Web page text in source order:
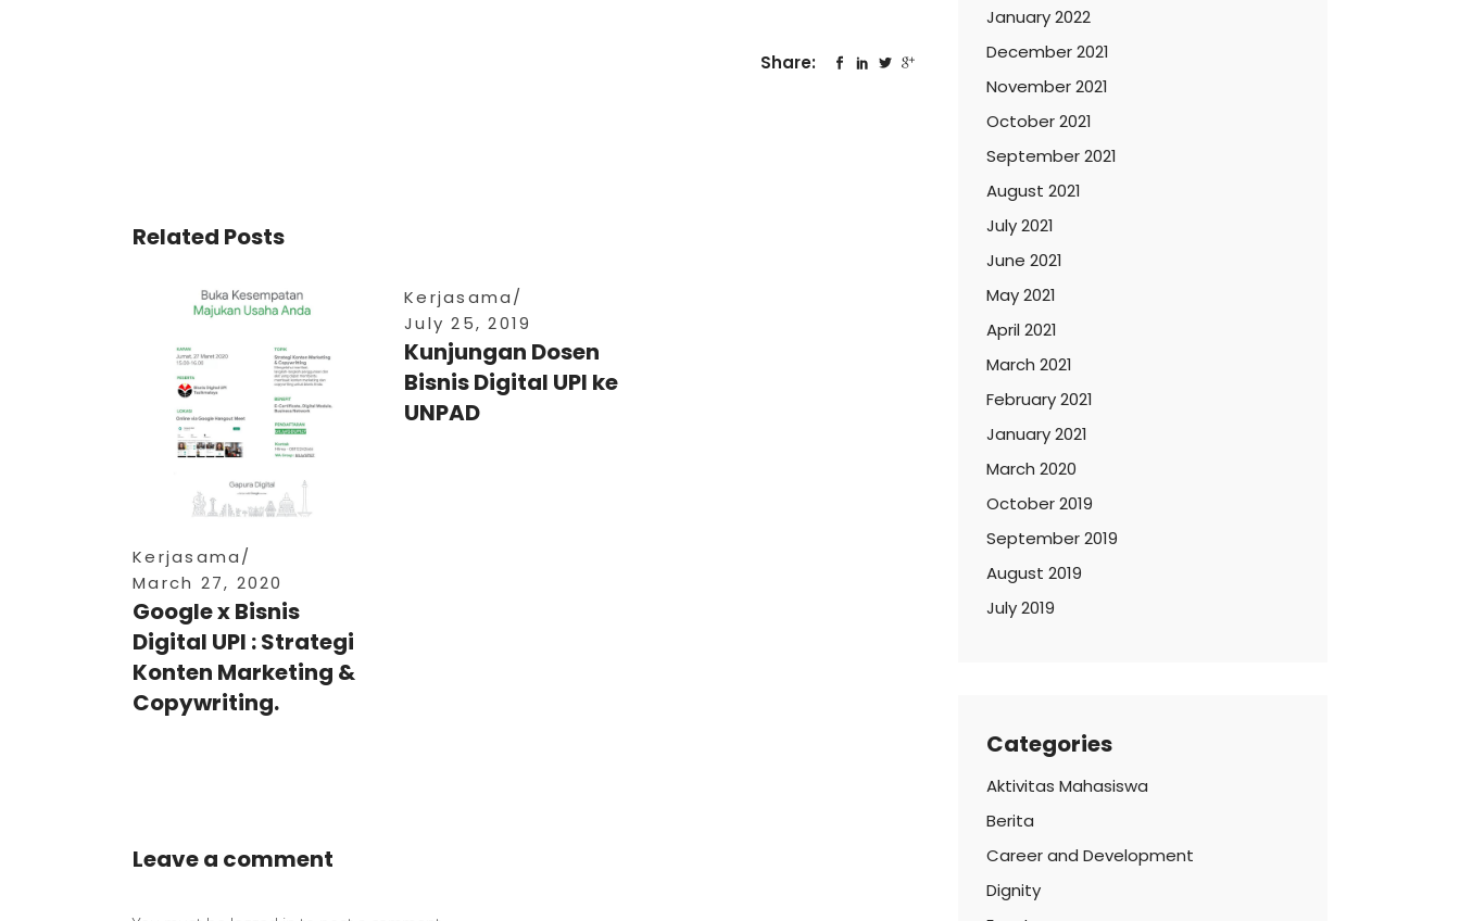
Share:
Related Posts
Kerjasama
March 27, 2020
Google x Bisnis
Digital UPI : Strategi
Konten Marketing &
Copywriting.
Kerjasama
July 25, 2019
Kunjungan Dosen
Bisnis Digital UPI ke
UNPAD
Leave a comment
January 2022
December 2021
November 2021
October 2021
September 2021
August 2021
July 2021
June 2021
May 2021
April 2021
March 2021
February 2021
January 2021
March 2020
October 2019
September 2019
August 2019
July 2019
Categories
Aktivitas Mahasiswa
Berita
Career and Development
Dignity